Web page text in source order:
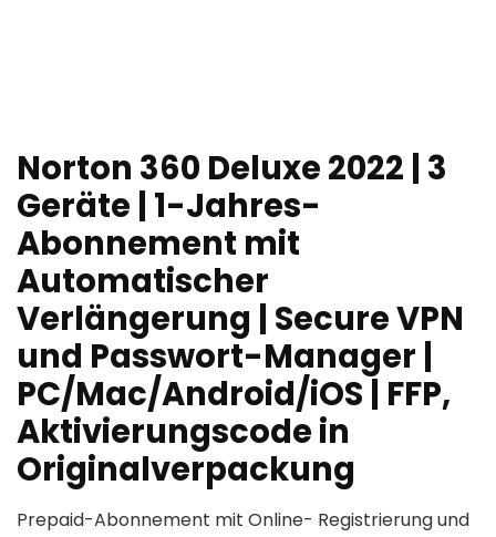
Norton 360 Deluxe 2022 | 3
Geräte | 1-Jahres-
Abonnement mit
Automatischer
Verlängerung | Secure VPN
und Passwort-Manager |
PC/Mac/Android/iOS | FFP,
Aktivierungscode in
Originalverpackung
Prepaid-Abonnement mit Online- Registrierung und